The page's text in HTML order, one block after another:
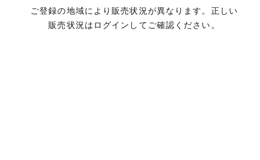
ご登録の地域により販売状況が異なります。正しい
販売状況はログインしてご確認ください。